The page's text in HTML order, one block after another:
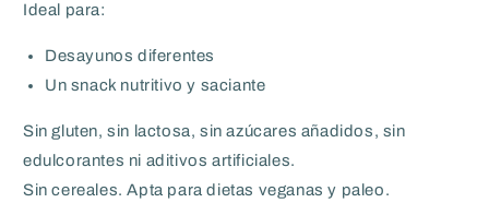
Ideal para:
Desayunos diferentes
Un snack nutritivo y saciante
Sin gluten, sin lactosa, sin azúcares añadidos, sin
edulcorantes ni aditivos artificiales.
Sin cereales. Apta para dietas veganas y paleo.